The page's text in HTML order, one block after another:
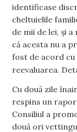
identificase
cheltuielile
de mii de lei, și
că acesta nu a
fost de acord cu
reevaluarea.
Cu două zile
respins un
Consiliul a
două ori